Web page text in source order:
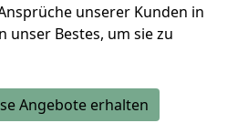
unserer Kunden in
unser Bestes, um sie zu
Angebote erhalten